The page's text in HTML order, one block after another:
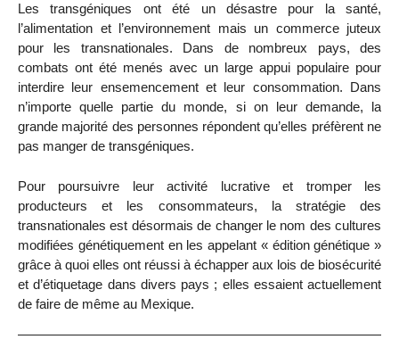
Les transgéniques ont été un désastre pour la santé,
l’alimentation et l’environnement mais un commerce juteux
pour les transnationales. Dans de nombreux pays, des
combats ont été menés avec un large appui populaire pour
interdire leur ensemencement et leur consommation. Dans
n’importe quelle partie du monde, si on leur demande, la
grande majorité des personnes répondent qu’elles préfèrent ne
pas manger de transgéniques.
Pour poursuivre leur activité lucrative et tromper les
producteurs et les consommateurs, la stratégie des
transnationales est désormais de changer le nom des cultures
modifiées génétiquement en les appelant « édition génétique »
grâce à quoi elles ont réussi à échapper aux lois de biosécurité
et d’étiquetage dans divers pays ; elles essaient actuellement
de faire de même au Mexique.